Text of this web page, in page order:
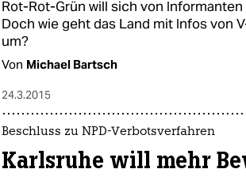
Rot-Rot-Grün will sich von
Doch wie geht das Land mit Infos von
um?
Von Michael Bartsch
24.3.2015
Beschluss zu NPD-Verbotsverfahren
Karlsruhe will mehr